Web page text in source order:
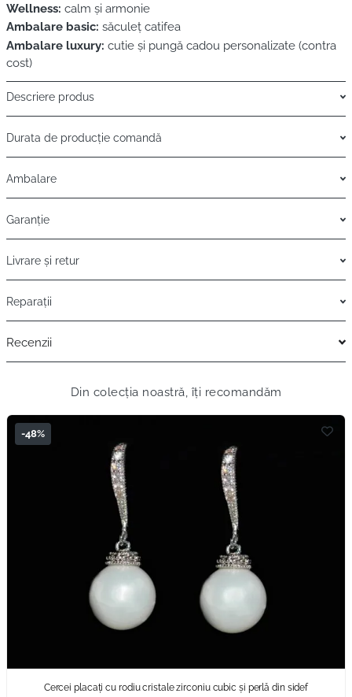
Wellness: calm și armonie
Ambalare basic: săculeț catifea
Ambalare luxury: cutie și pungă cadou personalizate (contra
cost)
Descriere produs
Durata de producție comandă
Ambalare
Garanție
Livrare și retur
Reparații
Recenzii
Din colecția noastră, îți recomandăm
-48%
Cercei placați cu rodiu cristale zirconiu cubic și perlă din sidef